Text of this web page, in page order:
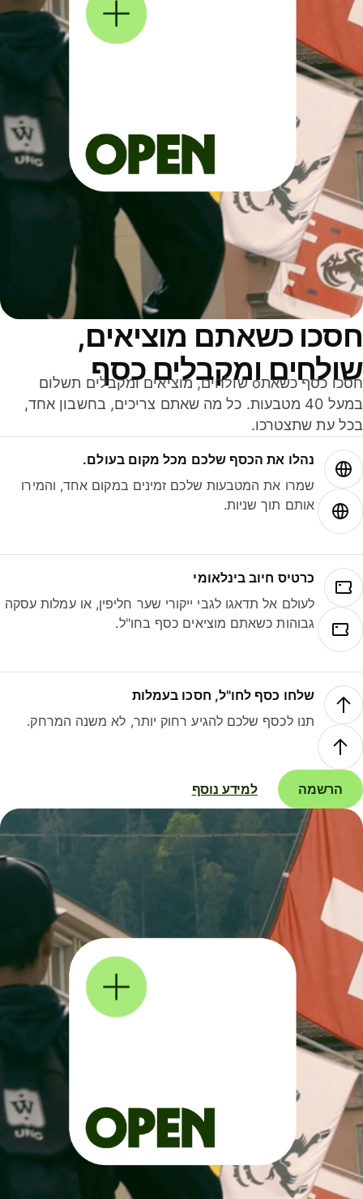
כשאתם מוציאים,
ומקבלים כסף
חסכו כסף כשאתo שולחים, מוציאים ומקבלים תשלום
במעל 40 מטבעות. כל מה שאתם צריכים, בחשבון אחד,
עת שתצטרכו.
נהלו את הכסף שלכם מכל מקום בעולם.
שמרו את המטבעות שלכם זמינים במקום אחד, והמירו
אותם תוך שניות.
כרטיס חיוב בינלאומי
לעולם אל תדאגו לגבי ייקורי שער חליפין, או עמלות עסקה
גבוהות כשאתם מוציאים כסף בחו"ל.
שלחו כסף לחו"ל, חסכו בעמלות
תנו לכסף שלכם להגיע רחוק יותר, לא משנה המרחק.
הרשמה למידע נוסף